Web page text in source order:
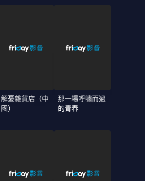
解憂雜貨店（中
國）
那一場呼嘯而過
的青春